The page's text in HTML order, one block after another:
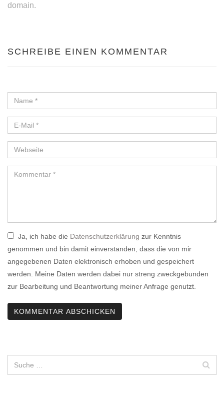
domain.
SCHREIBE EINEN KOMMENTAR
Ja, ich habe die Datenschutzerklärung zur Kenntnis
genommen und bin damit einverstanden, dass die von mir
angegebenen Daten elektronisch erhoben und gespeichert
werden. Meine Daten werden dabei nur streng zweckgebunden
zur Bearbeitung und Beantwortung meiner Anfrage genutzt.